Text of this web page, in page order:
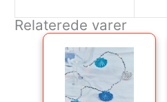
Relaterede varer